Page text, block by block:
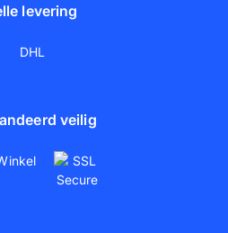
levering
veilig